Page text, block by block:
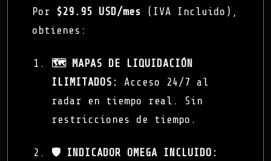
Por $29.95 USD/mes (IVA Incluido),
obtienes:
🗺️ MAPAS DE LIQUIDACIÓN
ILIMITADOS:
Acceso 24/7 al
radar en tiempo real. Sin
restricciones de tiempo.
🛡️ INDICADOR OMEGA INCLUIDO: